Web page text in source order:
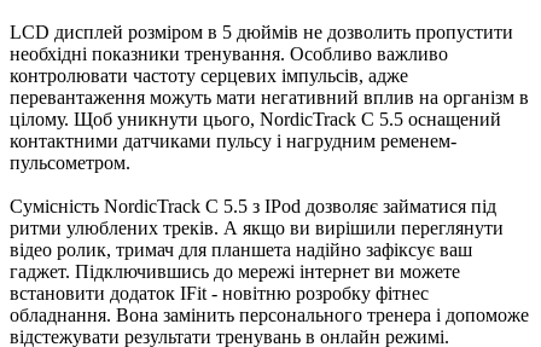
LCD дисплей розміром в 5 дюймів не дозволить пропустити
необхідні показники тренування. Особливо важливо
контролювати частоту серцевих імпульсів, адже
перевантаження можуть мати негативний вплив на організм в
цілому. Щоб уникнути цього, NordicTrack C 5.5 оснащений
контактними датчиками пульсу і нагрудним ременем-
пульсометром.
Сумісність NordicTrack C 5.5 з IPod дозволяє займатися під
ритми улюблених треків. А якщо ви вирішили переглянути
відео ролик, тримач для планшета надійно зафіксує ваш
гаджет. Підключившись до мережі інтернет ви можете
встановити додаток IFit - новітню розробку фітнес
обладнання. Вона замінить персонального тренера і допоможе
відстежувати результати тренувань в онлайн режимі.